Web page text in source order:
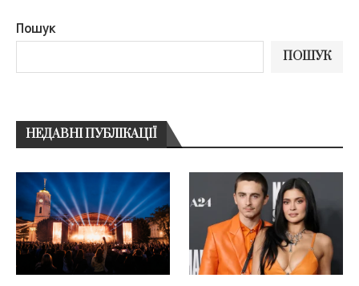
Пошук
ПОШУК
НЕДАВНІ ПУБЛІКАЦІЇ